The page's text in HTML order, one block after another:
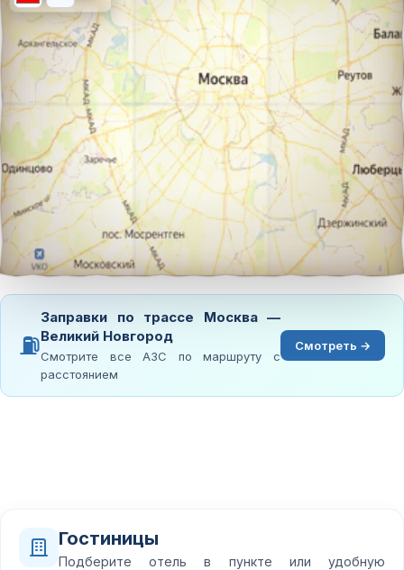
⛽
Заправки по трассе Москва —
Великий Новгород
Смотрите все АЗС по маршруту с
расстоянием
Смотреть →
Гостиницы
Подберите отель в пункте или удобную